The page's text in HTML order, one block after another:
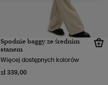
Spodnie baggy ze średnim
stanem
Więcej dostępnych kolorów
zł 339,00